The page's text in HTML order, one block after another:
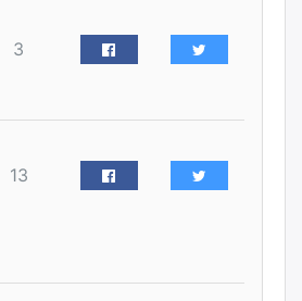
гэх мэтээр дарамталдаг
3
13